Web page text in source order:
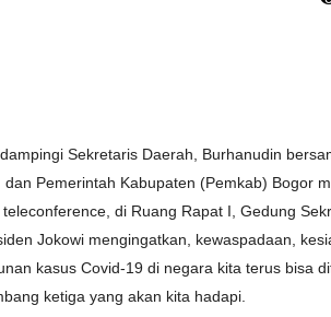
Sekretaris Daerah, Burhanudin
Pemerintah Kabupaten (Pemkab) Bogor
di Ruang Rapat I, Gedung
Jokowi mengingatkan, kewaspadaan,
kasus Covid-19 di negara kita terus bisa
ketiga yang akan kita hadapi.